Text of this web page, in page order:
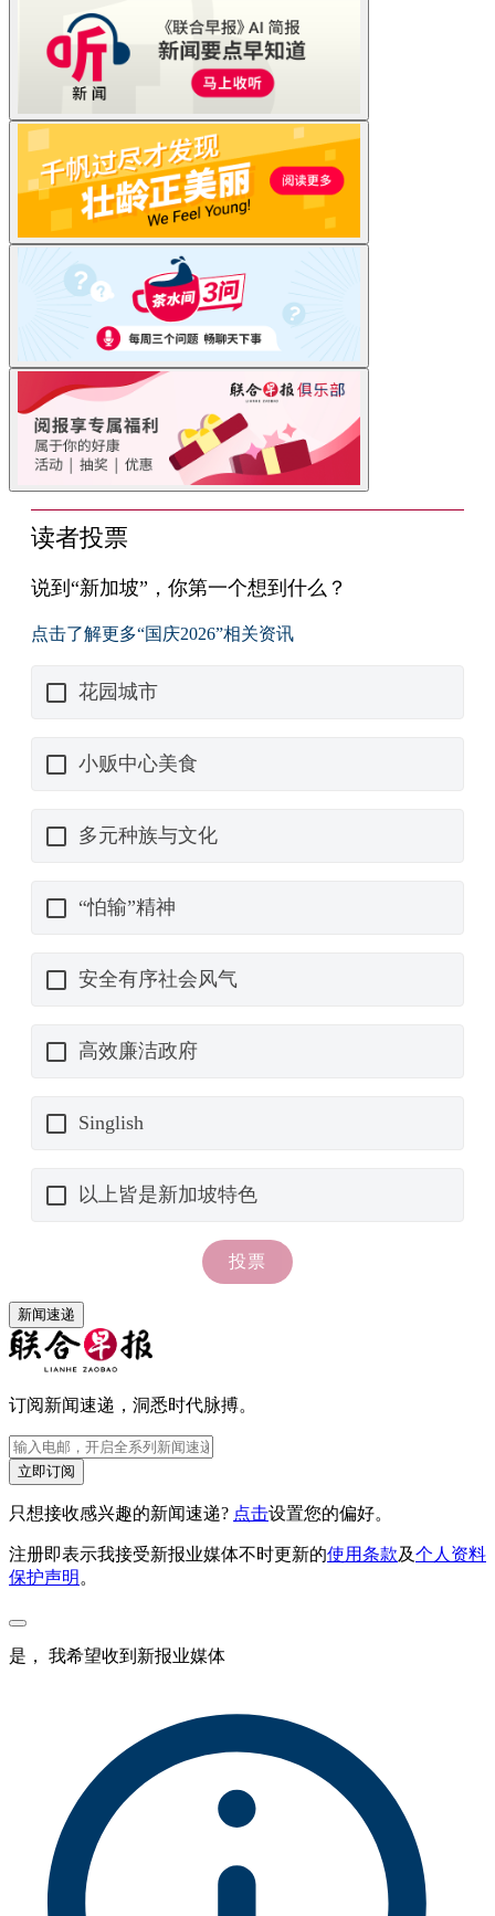
新闻速递
订阅新闻速递，洞悉时代脉搏。
立即订阅
只想接收感兴趣的新闻速递? 点击设置您的偏好。
注册即表示我接受新报业媒体不时更新的使用条款及个人资料
保护声明。
是， 我希望收到新报业媒体